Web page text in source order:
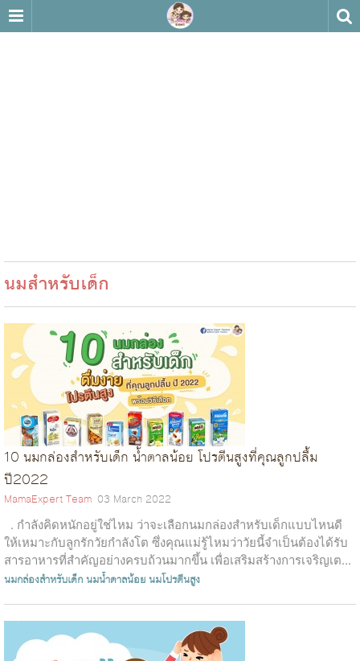
นมสำหรับเด็ก
10 นมกล่องสำหรับเด็ก น้ำตาลน้อย โปรตีนสูงที่คุณลูกปลื้ม
ปี2022
MamaExpert Team 03 March 2022
. กำลังคิดหนักอยู่ใช่ไหม ว่าจะเลือกนมกล่องสำหรับเด็กแบบไหนดี
ให้เหมาะกับลูกรักวัยกำลังโต ซึ่งคุณแม่รู้ไหมว่าวัยนี้จำเป็นต้องได้รับ
สารอาหารที่สำคัญอย่างครบถ้วนมากขึ้น เพื่อเสริมสร้างการเจริญเต...
นมกล่องสำหรับเด็กนมน้ำตาลน้อยนมโปรตีนสูง